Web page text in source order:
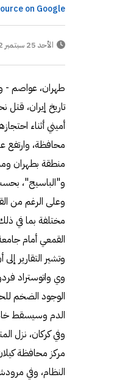
on Google
الأحد 25 سبتمبر 2022
منطقة بطهران
و"الباسيج"، بحسب
وعلى الرغم من
مختلفة بما في
القمعي أمام
وي واتوستراد
الوجود الضخم
الدم وسيسقط
وفي كركان، نزل
مركز محافظة
النظام، وفي